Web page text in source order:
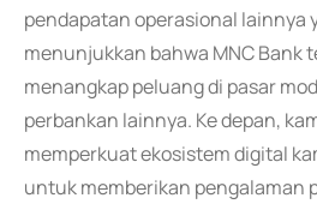
pendapatan operasional lainnya
menunjukkan bahwa MNC Bank
menangkap peluang di pasar
perbankan lainnya. Ke depan,
memperkuat ekosistem digital
untuk memberikan pengalaman